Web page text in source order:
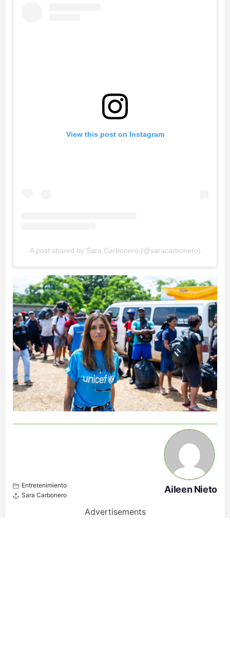
View this post on Instagram
A post shared by Sara Carbonero (@saracarbonero)
Entretenimiento
Sara Carbonero
Aileen Nieto
Advertisements